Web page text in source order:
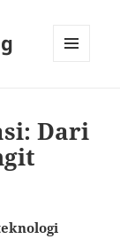
Dari